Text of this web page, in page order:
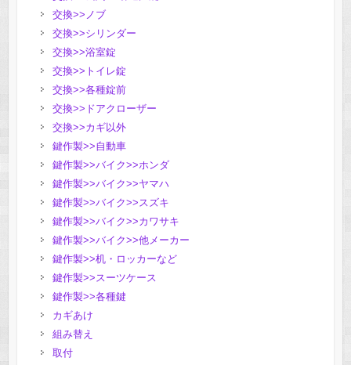
交換>>ノブ
交換>>シリンダー
交換>>浴室錠
交換>>トイレ錠
交換>>各種錠前
交換>>ドアクローザー
交換>>カギ以外
鍵作製>>自動車
鍵作製>>バイク>>ホンダ
鍵作製>>バイク>>ヤマハ
鍵作製>>バイク>>スズキ
鍵作製>>バイク>>カワサキ
鍵作製>>バイク>>他メーカー
鍵作製>>机・ロッカーなど
鍵作製>>スーツケース
鍵作製>>各種鍵
カギあけ
組み替え
取付